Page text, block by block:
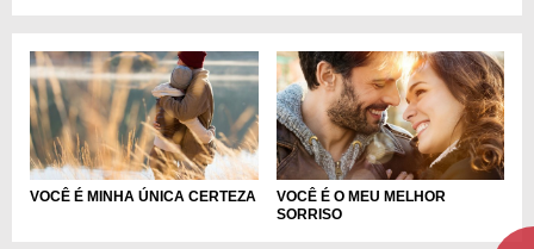
VOCÊ É MINHA ÚNICA CERTEZA
VOCÊ É O MEU MELHOR
SORRISO